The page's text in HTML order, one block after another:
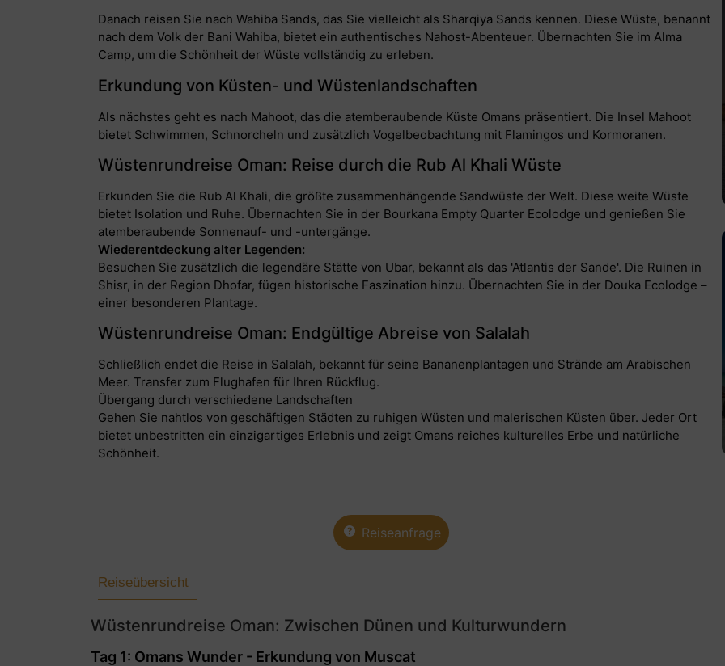
Danach reisen Sie nach Wahiba Sands, das Sie vielleicht als Sharqiya Sands kennen. Diese Wüste, benannt
nach dem Volk der Bani Wahiba, bietet ein authentisches Nahost-Abenteuer. Übernachten Sie im Alma
Camp, um die Schönheit der Wüste vollständig zu erleben.
Erkundung von Küsten- und Wüstenlandschaften
Als nächstes geht es nach Mahoot, das die atemberaubende Küste Omans präsentiert. Die Insel Mahoot
bietet Schwimmen, Schnorcheln und zusätzlich Vogelbeobachtung mit Flamingos und Kormoranen.
Wüstenrundreise Oman: Reise durch die Rub Al Khali Wüste
Erkunden Sie die Rub Al Khali, die größte zusammenhängende Sandwüste der Welt. Diese weite Wüste
bietet Isolation und Ruhe. Übernachten Sie in der Bourkana Empty Quarter Ecolodge und genießen Sie
atemberaubende Sonnenauf- und -untergänge.
Wiederentdeckung alter Legenden:
Besuchen Sie zusätzlich die legendäre Stätte von Ubar, bekannt als das 'Atlantis der Sande'. Die Ruinen in
Shisr, in der Region Dhofar, fügen historische Faszination hinzu. Übernachten Sie in der Douka Ecolodge –
einer besonderen Plantage.
Wüstenrundreise Oman: Endgültige Abreise von Salalah
Schließlich endet die Reise in Salalah, bekannt für seine Bananenplantagen und Strände am Arabischen
Meer. Transfer zum Flughafen für Ihren Rückflug.
Übergang durch verschiedene Landschaften
Gehen Sie nahtlos von geschäftigen Städten zu ruhigen Wüsten und malerischen Küsten über. Jeder Ort
bietet unbestritten ein einzigartiges Erlebnis und zeigt Omans reiches kulturelles Erbe und natürliche
Schönheit.
Reiseanfrage
Reiseübersicht
Wüstenrundreise Oman: Zwischen Dünen und Kulturwundern
Tag 1: Omans Wunder - Erkundung von Muscat